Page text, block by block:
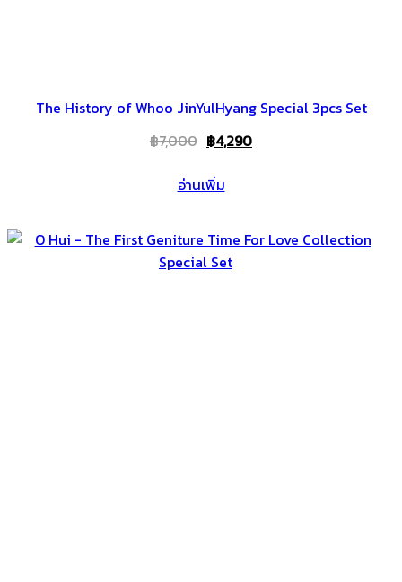
The History of Whoo JinYulHyang Special 3pcs Set
฿7,000 Original
was:
฿4,290Current
อ่านเพิ่ม